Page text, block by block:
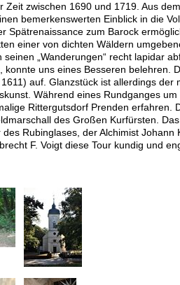
zwischen 1690 und 1719. Aus
bemerkenswerten Einblick in die
zum Barock
einer von dichten Wäldern
„Wanderungen“ recht lapidar
uns eines Besseren belehren.
auf. Glanzstück ist allerdings der
Während eines Rundganges
Rittergutsdorf Prenden erfahren.
des Großen Kurfürsten.
Rubinglases, der Alchimist Johann
F. Voigt diese Tour kundig und